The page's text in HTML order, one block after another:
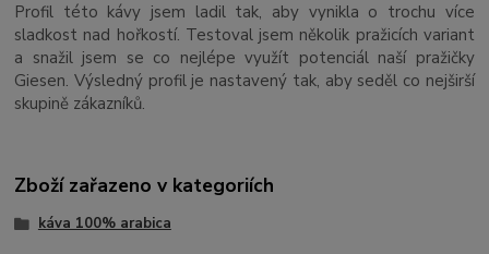
Profil této kávy jsem ladil tak, aby vynikla o trochu více
sladkost nad hořkostí. Testoval jsem několik pražicích variant
a snažil jsem se co nejlépe využít potenciál naší pražičky
Giesen. Výsledný profil je nastavený tak, aby seděl co nejširší
skupině zákazníků.
Zboží zařazeno v kategoriích
káva 100% arabica